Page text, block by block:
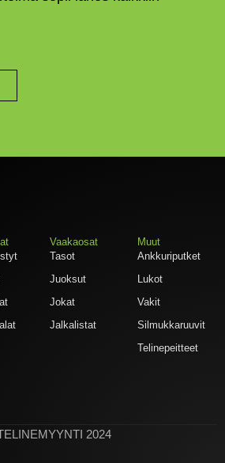
Vaakaosat
Tasot
Juoksut
Jokat
Jalkalistat
Muut
Ankkuriputket
Lukot
Vakit
Silmukkaruuvit
Telinepeitteet
2024